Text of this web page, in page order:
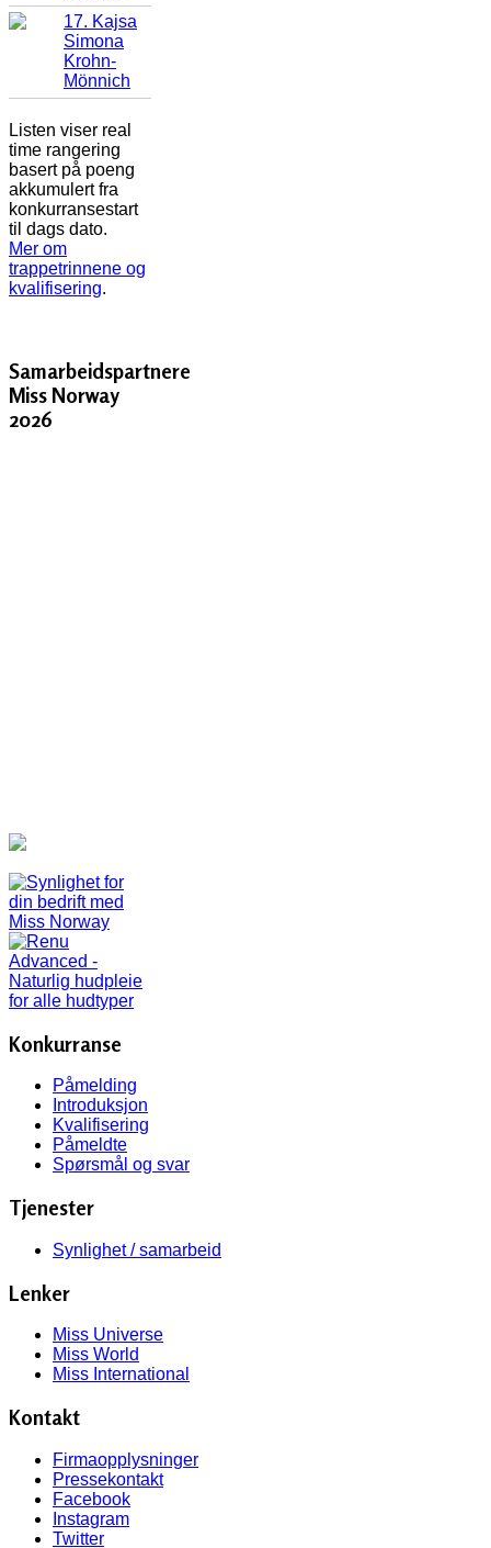
17. Kajsa
Simona
Krohn-
Mönnich
Listen viser real
time rangering
basert på poeng
akkumulert fra
konkurransestart
til dags dato.
Mer om
trappetrinnene og
kvalifisering.
Samarbeidspartnere
Miss Norway
2026
Konkurranse
Påmelding
Introduksjon
Kvalifisering
Påmeldte
Spørsmål og svar
Tjenester
Synlighet / samarbeid
Lenker
Miss Universe
Miss World
Miss International
Kontakt
Firmaopplysninger
Pressekontakt
Facebook
Instagram
Twitter